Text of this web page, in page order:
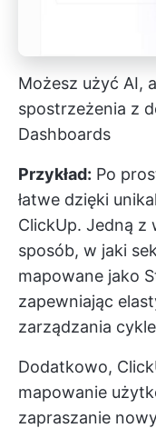
Możesz użyć AI,
spostrzeżenia z
Dashboards
Przykład: Po
łatwe dzięki
ClickUp. Jedną z
sposób, w jaki
mapowane jako
zapewniając
zarządzania
Dodatkowo,
mapowanie
zapraszanie